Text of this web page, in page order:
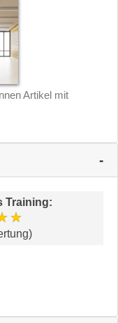
Artikel mit
Training: